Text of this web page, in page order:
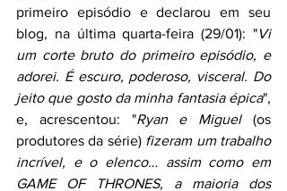
primeiro episódio e declarou em seu
blog, na última quarta-feira (29/01): "Vi
um corte bruto do primeiro episódio, e
adorei. É escuro, poderoso, visceral. Do
jeito que gosto da minha fantasia épica",
e, acrescentou: "Ryan e Miguel (os
produtores da série) fizeram um trabalho
incrível, e o elenco… assim como em
GAME OF THRONES, a maioria dos